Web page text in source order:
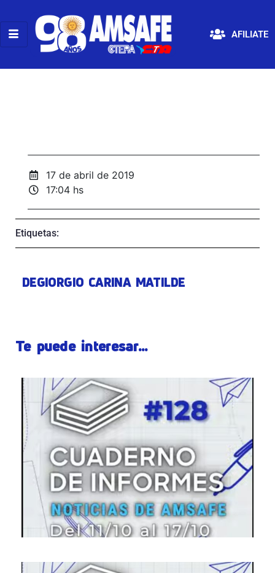
AFILIATE
17 de abril de 2019
17:04 hs
Etiquetas:
DEGIORGIO CARINA MATILDE
Te puede interesar...